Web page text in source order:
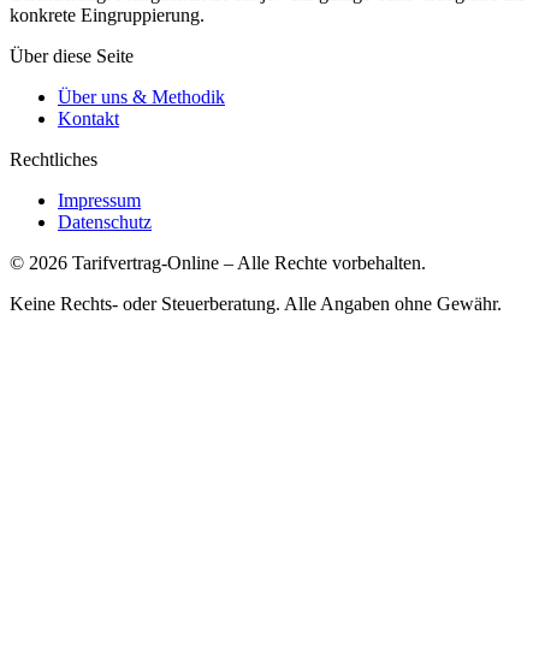
konkrete Eingruppierung.
Über diese Seite
Über uns & Methodik
Kontakt
Rechtliches
Impressum
Datenschutz
© 2026 Tarifvertrag-Online – Alle Rechte vorbehalten.
Keine Rechts- oder Steuerberatung. Alle Angaben ohne Gewähr.